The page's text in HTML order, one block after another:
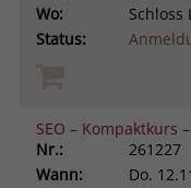
Wo:
Schloss
Status:
SEO – Kompaktkurs
Nr.:
261227
Wann:
Do.